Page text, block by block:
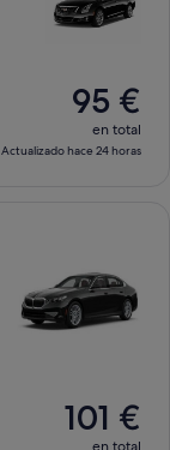
95 €
en total
Actualizado hace 24 horas
101 €